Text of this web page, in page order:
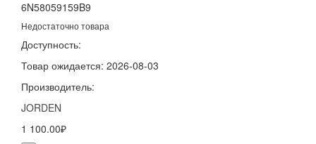
6N58059159B9
Недостаточно товара
Доступность:
Товар ожидается: 2026-08-03
Производитель:
JORDEN
1 100.00₽